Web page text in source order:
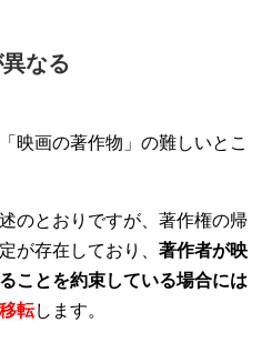
なる
映画の著作物」の難しいとこ
のとおりですが、著作権の帰
が存在しており、 著作者が映
ことを約束している場合には
転します。